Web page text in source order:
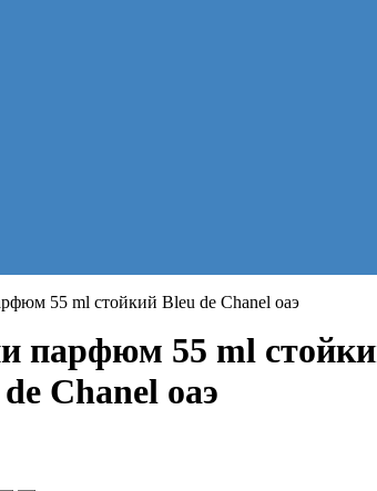
55 ml стойкий Bleu de Chanel оаэ
парфюм 55 ml
Chanel оаэ